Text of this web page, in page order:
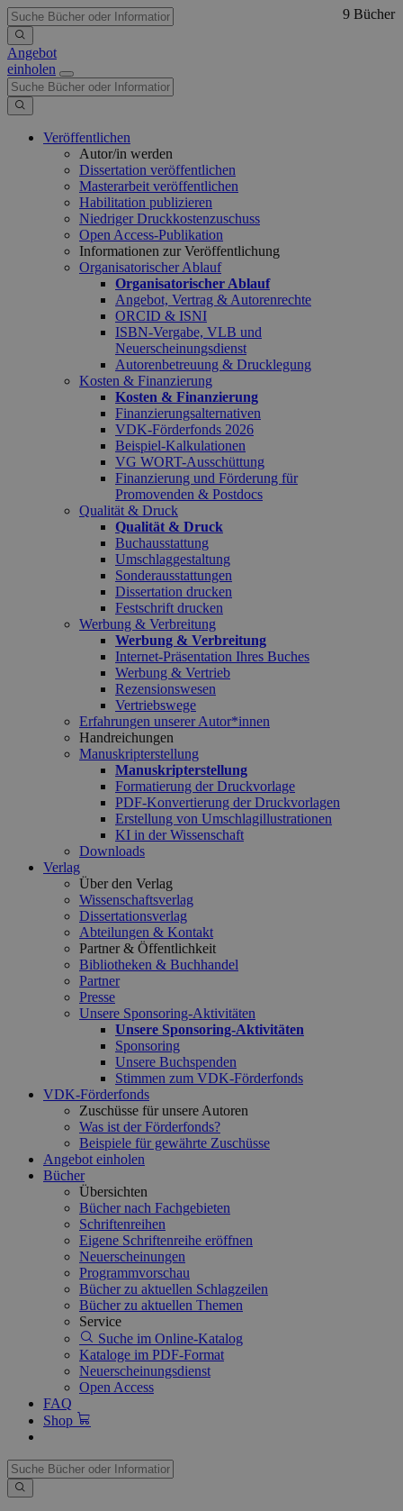
Angebot
einholen
Veröffentlichen
Autor/in werden
Dissertation veröffentlichen
Masterarbeit veröffentlichen
Habilitation publizieren
Niedriger Druckkostenzuschuss
Open Access-Publikation
Informationen zur Veröffentlichung
Organisatorischer Ablauf
Organisatorischer Ablauf
Angebot, Vertrag & Autorenrechte
ORCID & ISNI
ISBN-Vergabe, VLB und
Neuerscheinungsdienst
Autorenbetreuung & Drucklegung
Kosten & Finanzierung
Kosten & Finanzierung
Finanzierungsalternativen
VDK-Förderfonds 2026
Beispiel-Kalkulationen
VG WORT-Ausschüttung
Finanzierung und Förderung für
Promovenden & Postdocs
Qualität & Druck
Qualität & Druck
Buchausstattung
Umschlaggestaltung
Sonderausstattungen
Dissertation drucken
Festschrift drucken
Werbung & Verbreitung
Werbung & Verbreitung
Internet-Präsentation Ihres Buches
Werbung & Vertrieb
Rezensionswesen
Vertriebswege
Erfahrungen unserer Autor*innen
Handreichungen
Manuskripterstellung
Manuskripterstellung
Formatierung der Druckvorlage
PDF-Konvertierung der Druckvorlagen
Erstellung von Umschlagillustrationen
KI in der Wissenschaft
Downloads
Verlag
Über den Verlag
Wissenschaftsverlag
Dissertationsverlag
Abteilungen & Kontakt
Partner & Öffentlichkeit
Bibliotheken & Buchhandel
Partner
Presse
Unsere Sponsoring-Aktivitäten
Unsere Sponsoring-Aktivitäten
Sponsoring
Unsere Buchspenden
Stimmen zum VDK-Förderfonds
VDK-Förderfonds
Zuschüsse für unsere Autoren
Was ist der Förderfonds?
Beispiele für gewährte Zuschüsse
Angebot einholen
Bücher
Übersichten
Bücher nach Fachgebieten
Schriftenreihen
Eigene Schriftenreihe eröffnen
Neuerscheinungen
Programmvorschau
Bücher zu aktuellen Schlagzeilen
Bücher zu aktuellen Themen
Service
Suche im Online-Katalog
Kataloge im PDF-Format
Neuerscheinungsdienst
Open Access
FAQ
Shop
9 Bücher